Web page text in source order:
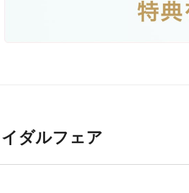
ダルフェア